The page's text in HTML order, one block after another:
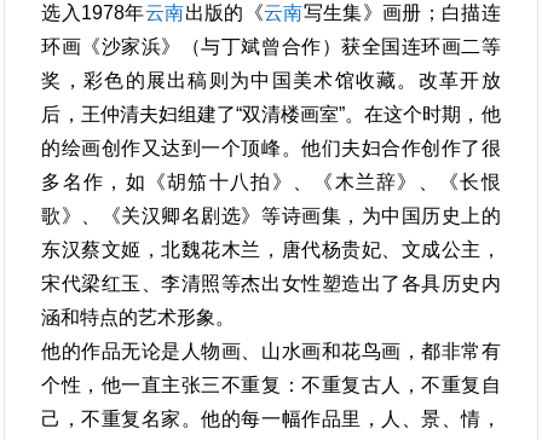
选入1978年云南出版的《云南写生集》画册；白描连
环画《沙家浜》（与丁斌曾合作）获全国连环画二等
奖，彩色的展出稿则为中国美术馆收藏。改革开放
后，王仲清夫妇组建了“双清楼画室”。在这个时期，他
的绘画创作又达到一个顶峰。他们夫妇合作创作了很
多名作，如《胡笳十八拍》、《木兰辞》、《长恨
歌》、《关汉卿名剧选》等诗画集，为中国历史上的
东汉蔡文姬，北魏花木兰，唐代杨贵妃、文成公主，
宋代梁红玉、李清照等杰出女性塑造出了各具历史内
涵和特点的艺术形象。
他的作品无论是人物画、山水画和花鸟画，都非常有
个性，他一直主张三不重复：不重复古人，不重复自
己，不重复名家。他的每一幅作品里，人、景、情，